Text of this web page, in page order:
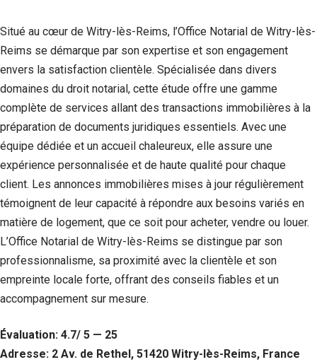
Situé au cœur de Witry-lès-Reims, l’Office Notarial de Witry-lès-
Reims se démarque par son expertise et son engagement
envers la satisfaction clientèle. Spécialisée dans divers
domaines du droit notarial, cette étude offre une gamme
complète de services allant des transactions immobilières à la
préparation de documents juridiques essentiels. Avec une
équipe dédiée et un accueil chaleureux, elle assure une
expérience personnalisée et de haute qualité pour chaque
client. Les annonces immobilières mises à jour régulièrement
témoignent de leur capacité à répondre aux besoins variés en
matière de logement, que ce soit pour acheter, vendre ou louer.
L’Office Notarial de Witry-lès-Reims se distingue par son
professionnalisme, sa proximité avec la clientèle et son
empreinte locale forte, offrant des conseils fiables et un
accompagnement sur mesure.
Évaluation: 4.7/ 5 — 25
Adresse: 2 Av. de Rethel, 51420 Witry-lès-Reims, France